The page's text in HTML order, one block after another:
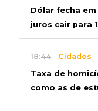
Dólar fecha em
juros cair para
18:44 Cidades
Taxa de
como as de